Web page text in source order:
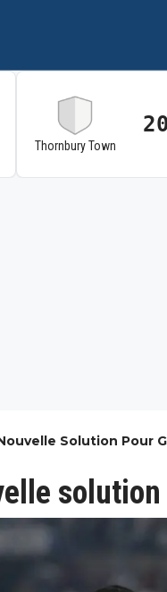
Thornbury Town
Nouvelle Solution Pour